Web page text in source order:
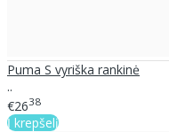
Puma S vyriška rankinė
..
€2638
Į krepšelį